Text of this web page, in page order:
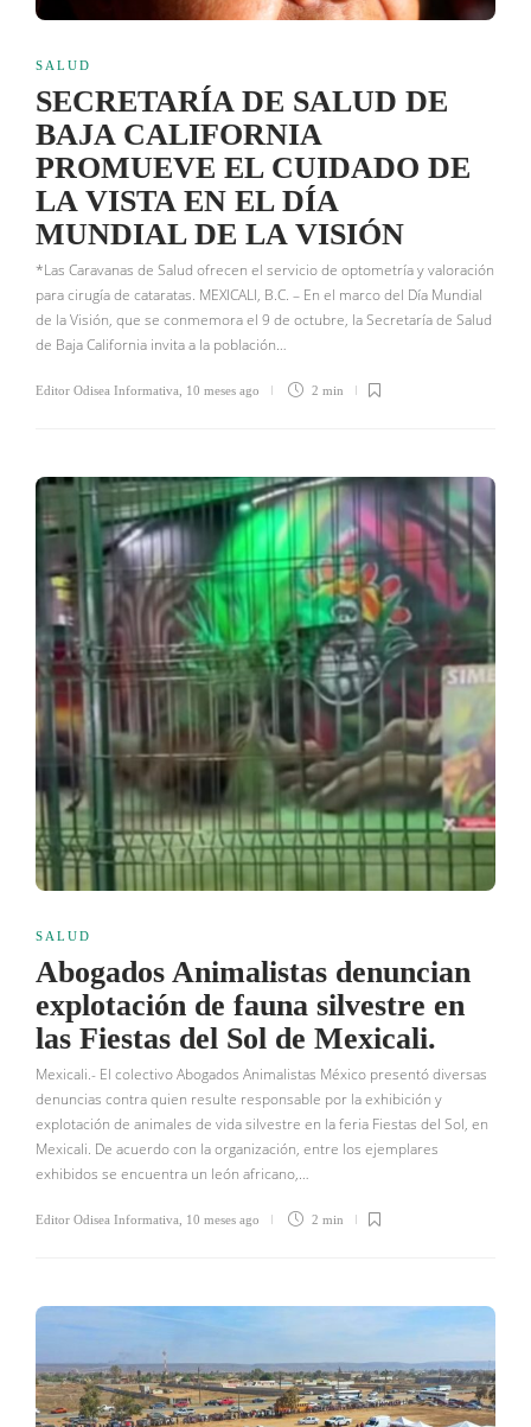
SALUD
SECRETARÍA DE SALUD DE
BAJA CALIFORNIA
PROMUEVE EL CUIDADO DE
LA VISTA EN EL DÍA
MUNDIAL DE LA VISIÓN
*Las Caravanas de Salud ofrecen el servicio de optometría y valoración
para cirugía de cataratas. MEXICALI, B.C. – En el marco del Día Mundial
de la Visión, que se conmemora el 9 de octubre, la Secretaría de Salud
de Baja California invita a la población…
Editor Odisea Informativa 10 meses ago 2 min
SALUD
Abogados Animalistas denuncian
explotación de fauna silvestre en
las Fiestas del Sol de Mexicali.
Mexicali.- El colectivo Abogados Animalistas México presentó diversas
denuncias contra quien resulte responsable por la exhibición y
explotación de animales de vida silvestre en la feria Fiestas del Sol, en
Mexicali. De acuerdo con la organización, entre los ejemplares
exhibidos se encuentra un león africano,…
Editor Odisea Informativa 10 meses ago 2 min